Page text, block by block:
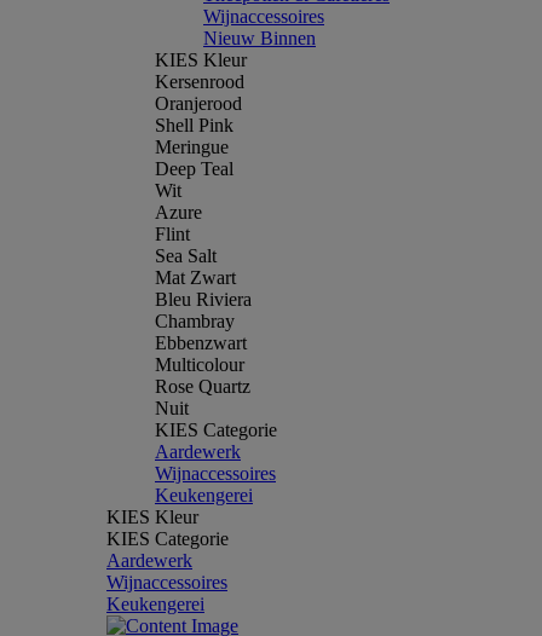
Wijnaccessoires
Nieuw Binnen
KIES Kleur
Kersenrood
Oranjerood
Shell Pink
Meringue
Deep Teal
Wit
Azure
Flint
Sea Salt
Mat Zwart
Bleu Riviera
Chambray
Ebbenzwart
Multicolour
Rose Quartz
Nuit
KIES Categorie
Aardewerk
Wijnaccessoires
Keukengerei
KIES Kleur
KIES Categorie
Aardewerk
Wijnaccessoires
Keukengerei